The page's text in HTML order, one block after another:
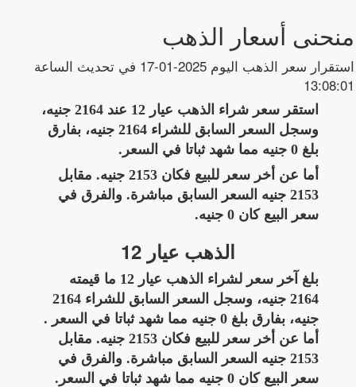
منحنى أسعار الذهب
استقرار سعر الذهب اليوم 2025-01-17 في تحديث الساعة
13:08:01
استقر سعر شراء الذهب عيار 12 عند 2164 جنيه،
وسجل السعر السابق للشراء 2164 جنيه، بفارق
بلغ 0 جنيه مما شهد ثباتا في السعر.
أما عن أخر سعر للبيع فكان 2153 جنيه. مقابل
2153 جنيه السعر السابق مباشرة. والفرق في
سعر البيع كان 0 جنيه.
الذهب عيار 12
بلغ آخر سعر لشراء الذهب عيار 12 ما قيمته
2164 جنيه، وسجل السعر السابق للشراء 2164
جنيه، بفارق بلغ 0 جنيه مما شهد ثباتا في السعر .
أما عن أخر سعر للبيع فكان 2153 جنيه. مقابل
2153 جنيه السعر السابق مباشرة. والفرق في
سعر البيع كان 0 جنيه مما شهد ثباتا في السعر.